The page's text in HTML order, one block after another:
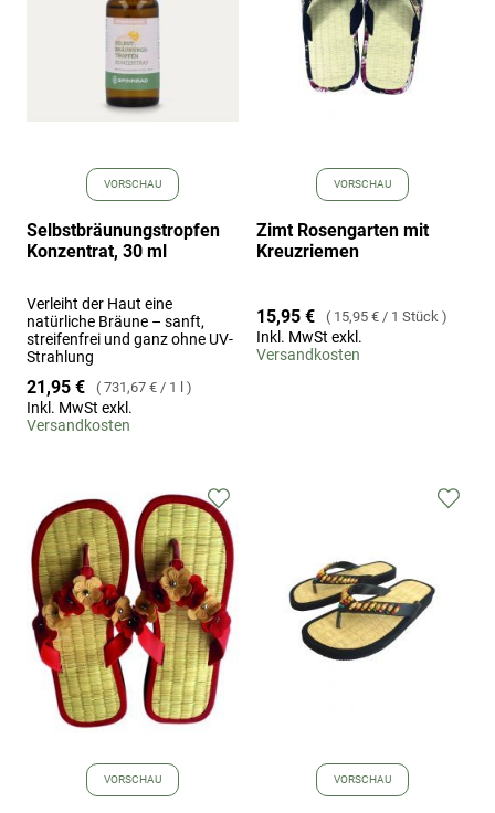
VORSCHAU
Selbstbräunungstropfen
Konzentrat, 30 ml
Verleiht der Haut eine
natürliche Bräune – sanft,
streifenfrei und ganz ohne UV-
Strahlung
21,95 € 731,67 € / 1 l
Inkl. MwSt exkl.
Versandkosten
VORSCHAU
Zimt Rosengarten mit
Kreuzriemen
15,95 € 15,95 € / 1 Stück
Inkl. MwSt exkl.
Versandkosten
VORSCHAU
Zur
Wunschliste
hinzufügen
VORSCHAU
Zur